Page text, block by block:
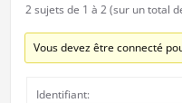
2 sujets de 1 à 2 (sur un total
Vous devez être connecté
Identifiant: